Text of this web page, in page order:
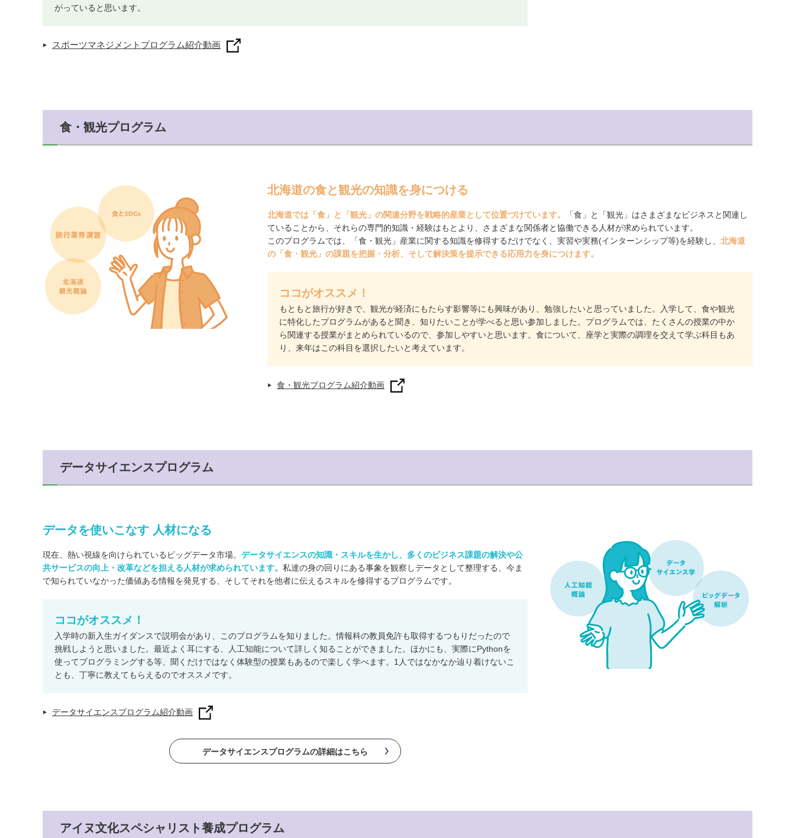
がっていると思います。
スポーツマネジメントプログラム紹介動画
食・観光プログラム
北海道の食と観光の知識を身につける
北海道では「食」と「観光」の関連分野を戦略的産業として位置づけています。
「食」と「観光」はさまざまなビジネスと関連し
ていることから、それらの専門的知識・経験はもとより、さまざまな関係者と協働できる人材が求められています。
このプログラムでは、「食・観光」産業に関する知識を修得するだけでなく、実習や実務(インターンシップ等)を経験し、 北海道
の「食・観光」の課題を把握・分析、そして解決策を提示できる応用力を身につけます。
ココがオススメ！
もともと旅行が好きで、観光が経済にもたらす影響等にも興味があり、勉強したいと思っていました。入学して、食や観光
に特化したプログラムがあると聞き、知りたいことが学べると思い参加しました。プログラムでは、たくさんの授業の中か
ら関連する授業がまとめられているので、参加しやすいと思います。食について、座学と実際の調理を交えて学ぶ科目もあ
り、来年はこの科目を選択したいと考えています。
食・観光プログラム紹介動画
データサイエンスプログラム
データを使いこなす 人材になる
現在、熱い視線を向けられているビッグデータ市場。 データサイエンスの知識・スキルを生かし、多くのビジネス課題の解決や公
共サービスの向上・改革などを担える人材が求められています。 私達の身の回りにある事象を観察しデータとして整理する、今ま
で知られていなかった価値ある情報を発見する、そしてそれを他者に伝えるスキルを修得するプログラムです。
ココがオススメ！
入学時の新入生ガイダンスで説明会があり、このプログラムを知りました。情報科の教員免許も取得するつもりだったので
挑戦しようと思いました。最近よく耳にする、人工知能について詳しく知ることができました。ほかにも、実際にPythonを
使ってプログラミングする等、聞くだけではなく体験型の授業もあるので楽しく学べます。1人ではなかなか辿り着けないこ
とも、丁寧に教えてもらえるのでオススメです。
データサイエンスプログラム紹介動画
データサイエンスプログラムの詳細はこちら
アイヌ文化スペシャリスト養成プログラム